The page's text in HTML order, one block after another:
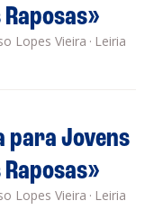
Lopes Vieira · Leiria
para Jovens
Lopes Vieira · Leiria